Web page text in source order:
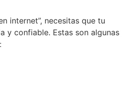
internet”, necesitas que tu
y confiable. Estas son algunas